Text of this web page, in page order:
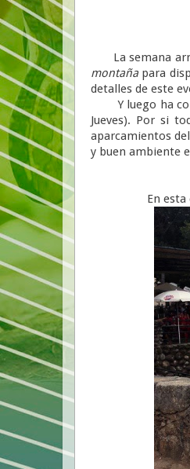
La semana
montañapara
detalles de este
Y luego ha
Jueves). Por si
aparcamientos
y buen ambiente
En